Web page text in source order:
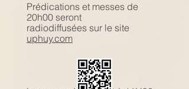
Prédications et messes de
20h00 seront
radiodiffusées sur le site
uphuy.com